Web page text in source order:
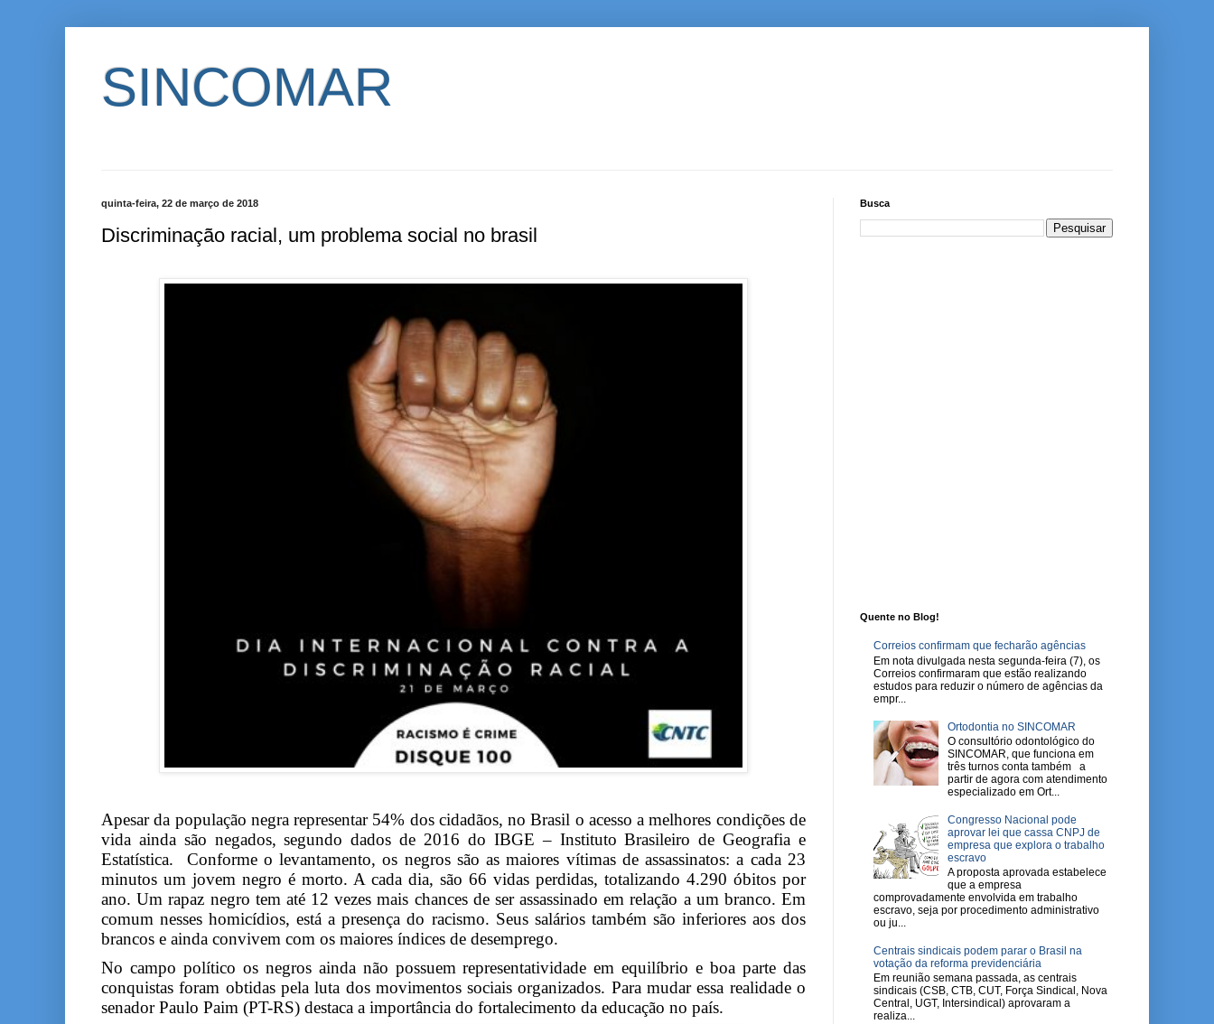
SINCOMAR
quinta-feira, 22 de março de 2018
Discriminação racial, um problema social no brasil
Apesar da população negra representar 54% dos cidadãos, no Brasil o acesso a melhores condições de
vida ainda são negados, segundo dados de 2016 do IBGE – Instituto Brasileiro de Geografia e
Estatística. Conforme o levantamento, os negros são as maiores vítimas de assassinatos: a cada 23
minutos um jovem negro é morto. A cada dia, são 66 vidas perdidas, totalizando 4.290 óbitos por
ano. Um rapaz negro tem até 12 vezes mais chances de ser assassinado em relação a um branco. Em
comum nesses homicídios, está a presença do racismo. Seus salários também são inferiores aos dos
brancos e ainda convivem com os maiores índices de desemprego.
No campo político os negros ainda não possuem representatividade em equilíbrio e boa parte das
conquistas foram obtidas pela luta dos movimentos sociais organizados. Para mudar essa realidade o
senador Paulo Paim (PT-RS) destaca a importância do fortalecimento da educação no país.
Busca
Quente no Blog!
Correios confirmam que fecharão agências
Em nota divulgada nesta segunda-feira (7), os
Correios confirmaram que estão realizando
estudos para reduzir o número de agências da
empr...
Ortodontia no SINCOMAR
O consultório odontológico do
SINCOMAR, que funciona em
três turnos conta também a
partir de agora com atendimento
especializado em Ort...
Congresso Nacional pode
aprovar lei que cassa CNPJ de
empresa que explora o trabalho
escravo
A proposta aprovada estabelece
que a empresa
comprovadamente envolvida em trabalho
escravo, seja por procedimento administrativo
ou ju...
Centrais sindicais podem parar o Brasil na
votação da reforma previdenciária
Em reunião semana passada, as centrais
sindicais (CSB, CTB, CUT, Força Sindical, Nova
Central, UGT, Intersindical) aprovaram a
realiza...